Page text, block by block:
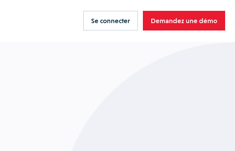
Se connecter Demandez une démo